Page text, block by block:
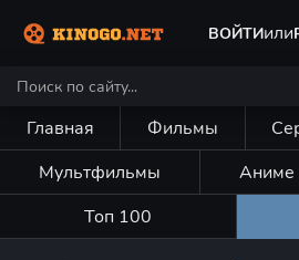
ВОЙТИили
Главная Фильмы
Мультфильмы
Аниме
Топ 100